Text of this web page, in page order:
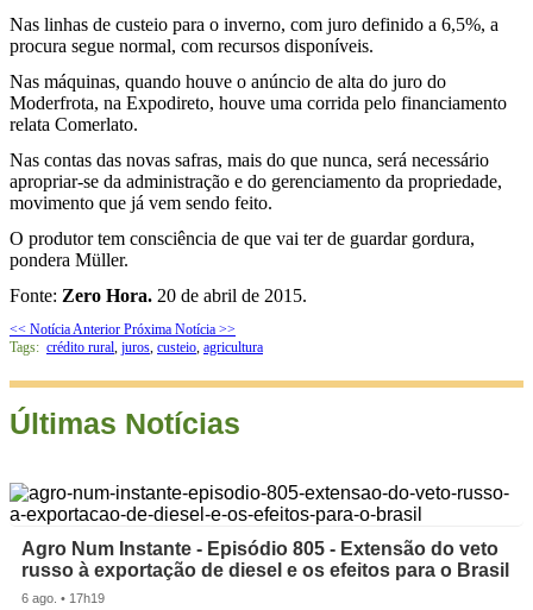
Nas linhas de custeio para o inverno, com juro definido a 6,5%, a
procura segue normal, com recursos disponíveis.
Nas máquinas, quando houve o anúncio de alta do juro do
Moderfrota, na Expodireto, houve uma corrida pelo financiamento
relata Comerlato.
Nas contas das novas safras, mais do que nunca, será necessário
apropriar-se da administração e do gerenciamento da propriedade,
movimento que já vem sendo feito.
O produtor tem consciência de que vai ter de guardar gordura,
pondera Müller.
Fonte: Zero Hora. 20 de abril de 2015.
<< Notícia Anterior Próxima Notícia >>
Tags: crédito rural, juros, custeio, agricultura
Últimas Notícias
Agro Num Instante - Episódio 805 - Extensão do veto
russo à exportação de diesel e os efeitos para o Brasil
6 ago. • 17h19